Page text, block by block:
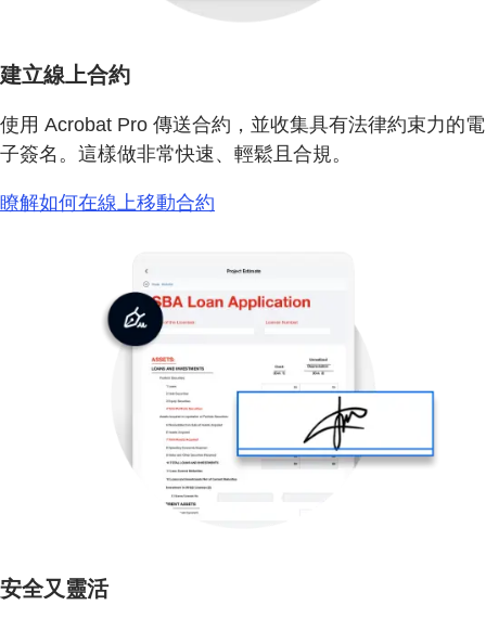
建立線上合約
使用 Acrobat Pro 傳送合約，並收集具有法律約束力的電
子簽名。這樣做非常快速、輕鬆且合規。
瞭解如何在線上移動合約
安全又靈活